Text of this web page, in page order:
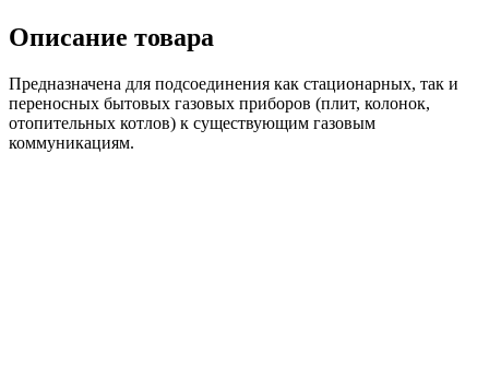
Описание товара
Предназначена для подсоединения как стационарных, так и
переносных бытовых газовых приборов (плит, колонок,
отопительных котлов) к существующим газовым
коммуникациям.